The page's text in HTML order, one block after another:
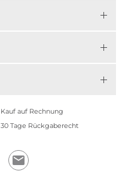
Kauf auf Rechnung
30 Tage Rückgaberecht